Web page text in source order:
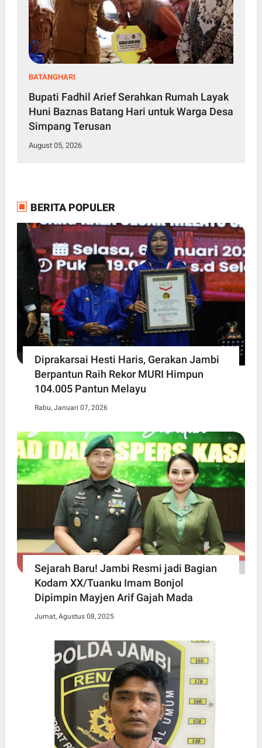
BATANGHARI
Bupati Fadhil Arief Serahkan Rumah Layak
Huni Baznas Batang Hari untuk Warga Desa
Simpang Terusan
August 05, 2026
BERITA POPULER
Diprakarsai Hesti Haris, Gerakan Jambi
Berpantun Raih Rekor MURI Himpun
104.005 Pantun Melayu
Rabu, Januari 07, 2026
Sejarah Baru! Jambi Resmi jadi Bagian
Kodam XX/Tuanku Imam Bonjol
Dipimpin Mayjen Arif Gajah Mada
Jumat, Agustus 08, 2025